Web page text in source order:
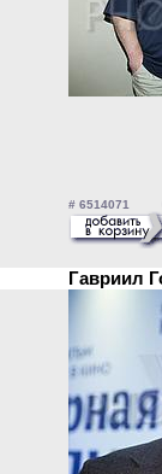
# 6514071
Гавриил